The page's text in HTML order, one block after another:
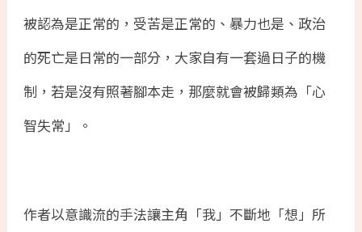
被認為是正常的，受苦是正常的、暴力也是、政治
的死亡是日常的一部分，大家自有一套過日子的機
制，若是沒有照著腳本走，那麼就會被歸類為「心
智失常」。
作者以意識流的手法讓主角「我」不斷地「想」所